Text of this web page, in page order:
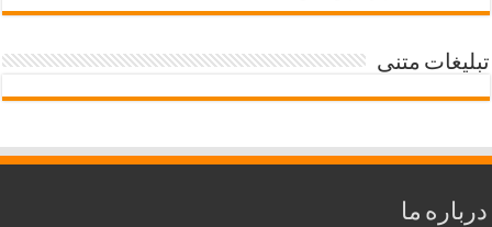
تبلیغات متنی
درباره ما